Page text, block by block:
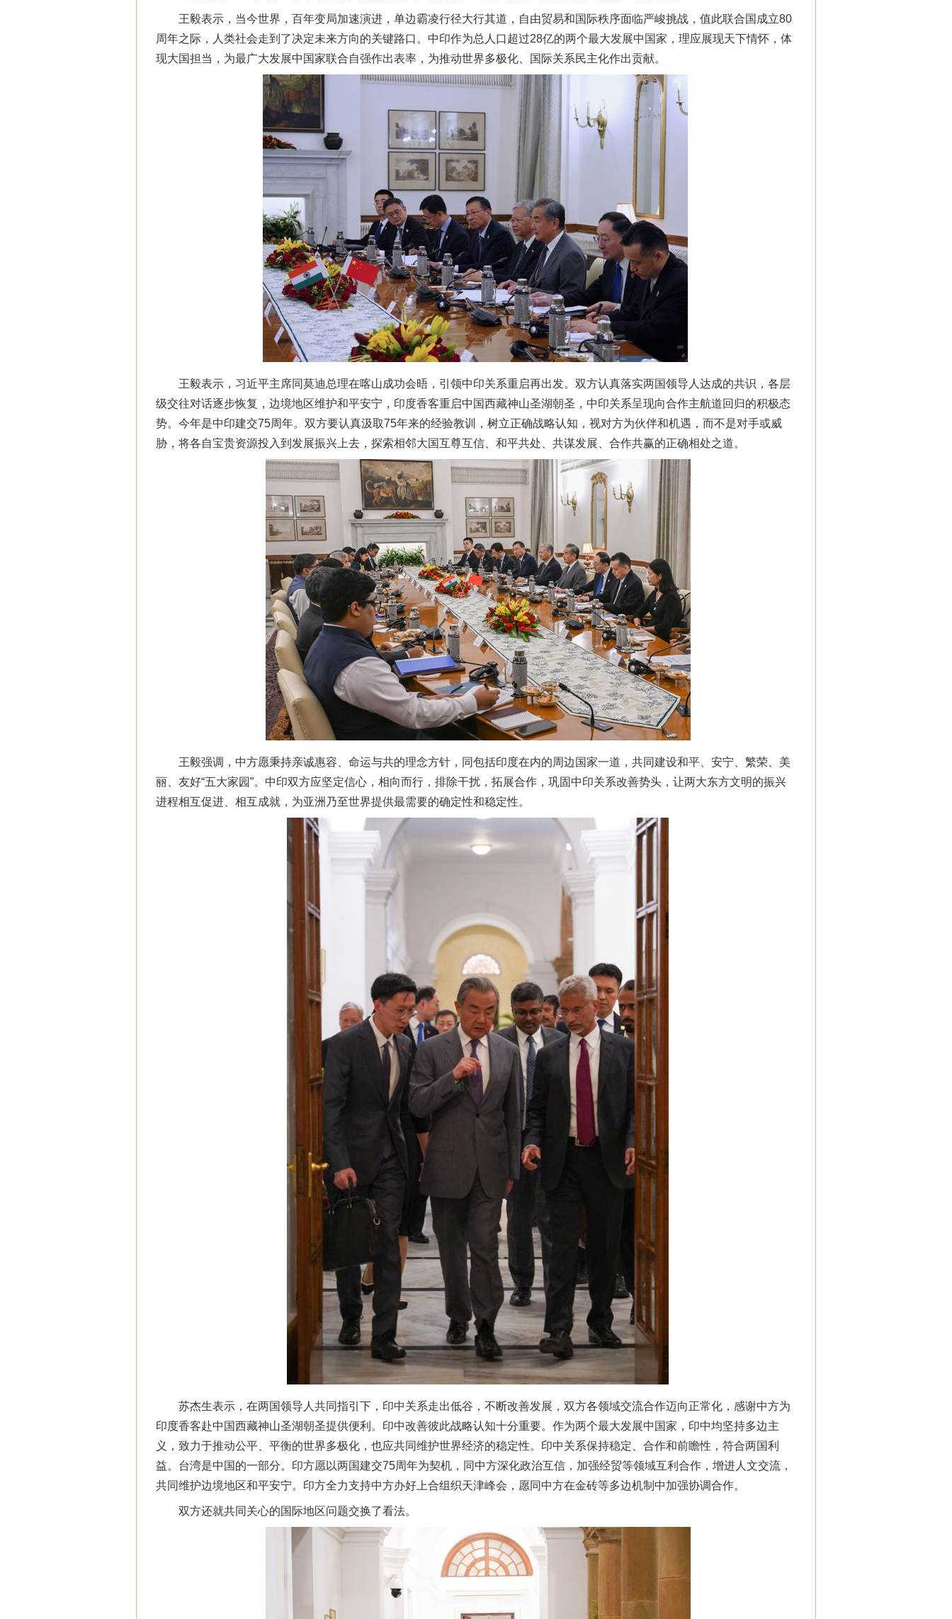
王毅表示，当今世界，百年变局加速演进，单边霸凌行径大行其道，自由贸易和国际秩序面临严峻挑战，值此联合国成立80
周年之际，人类社会走到了决定未来方向的关键路口。中印作为总人口超过28亿的两个最大发展中国家，理应展现天下情怀，体
现大国担当，为最广大发展中国家联合自强作出表率，为推动世界多极化、国际关系民主化作出贡献。
王毅表示，习近平主席同莫迪总理在喀山成功会晤，引领中印关系重启再出发。双方认真落实两国领导人达成的共识，各层
级交往对话逐步恢复，边境地区维护和平安宁，印度香客重启中国西藏神山圣湖朝圣，中印关系呈现向合作主航道回归的积极态
势。今年是中印建交75周年。双方要认真汲取75年来的经验教训，树立正确战略认知，视对方为伙伴和机遇，而不是对手或威
胁，将各自宝贵资源投入到发展振兴上去，探索相邻大国互尊互信、和平共处、共谋发展、合作共赢的正确相处之道。
王毅强调，中方愿秉持亲诚惠容、命运与共的理念方针，同包括印度在内的周边国家一道，共同建设和平、安宁、繁荣、美
丽、友好“五大家园”。中印双方应坚定信心，相向而行，排除干扰，拓展合作，巩固中印关系改善势头，让两大东方文明的振兴
进程相互促进、相互成就，为亚洲乃至世界提供最需要的确定性和稳定性。
苏杰生表示，在两国领导人共同指引下，印中关系走出低谷，不断改善发展，双方各领域交流合作迈向正常化，感谢中方为
印度香客赴中国西藏神山圣湖朝圣提供便利。印中改善彼此战略认知十分重要。作为两个最大发展中国家，印中均坚持多边主
义，致力于推动公平、平衡的世界多极化，也应共同维护世界经济的稳定性。印中关系保持稳定、合作和前瞻性，符合两国利
益。台湾是中国的一部分。印方愿以两国建交75周年为契机，同中方深化政治互信，加强经贸等领域互利合作，增进人文交流，
共同维护边境地区和平安宁。印方全力支持中方办好上合组织天津峰会，愿同中方在金砖等多边机制中加强协调合作。
双方还就共同关心的国际地区问题交换了看法。
网上购药对药下症？
谢谢有你温暖了四季 法官巧妙执行解纠纷
今年投资意愿榜揭晓
魏明亮严重违纪违法案透视
生物安全法正式实施